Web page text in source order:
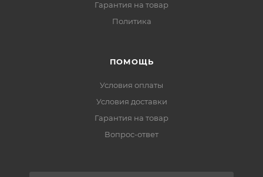
Гарантия на товар
Политика
ПОМОЩЬ
Условия оплаты
Условия доставки
Гарантия на товар
Вопрос-ответ